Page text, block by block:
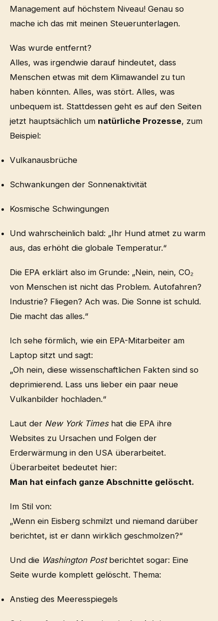
Management auf höchstem Niveau! Genau so
mache ich das mit meinen Steuerunterlagen.
Was wurde entfernt?
Alles, was irgendwie darauf hindeutet, dass
Menschen etwas mit dem Klimawandel zu tun
haben könnten. Alles, was stört. Alles, was
unbequem ist. Stattdessen geht es auf den Seiten
jetzt hauptsächlich um natürliche Prozesse, zum
Beispiel:
Vulkanausbrüche
Schwankungen der Sonnenaktivität
Kosmische Schwingungen
Und wahrscheinlich bald: „Ihr Hund atmet zu warm
aus, das erhöht die globale Temperatur.“
Die EPA erklärt also im Grunde: „Nein, nein, CO₂
von Menschen ist nicht das Problem. Autofahren?
Industrie? Fliegen? Ach was. Die Sonne ist schuld.
Die macht das alles.“
Ich sehe förmlich, wie ein EPA-Mitarbeiter am
Laptop sitzt und sagt:
„Oh nein, diese wissenschaftlichen Fakten sind so
deprimierend. Lass uns lieber ein paar neue
Vulkanbilder hochladen.“
Laut der New York Timeshat die EPA ihre
Websites zu Ursachen und Folgen der
Erderwärmung in den USA überarbeitet.
Überarbeitet bedeutet hier:
Man hat einfach ganze Abschnitte gelöscht.
Im Stil von:
„Wenn ein Eisberg schmilzt und niemand darüber
berichtet, ist er dann wirklich geschmolzen?“
Und die Washington Postberichtet sogar: Eine
Seite wurde komplett gelöscht. Thema:
Anstieg des Meeresspiegels